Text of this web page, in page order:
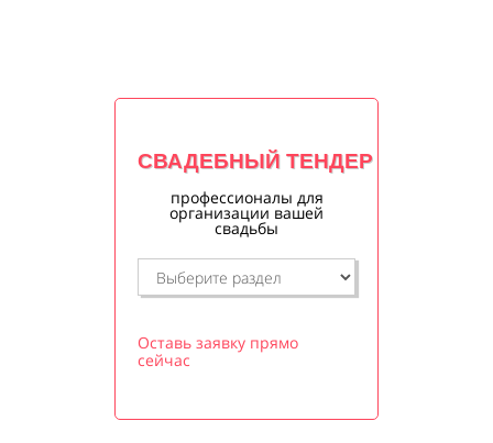
СВАДЕБНЫЙ ТЕНДЕР
профессионалы для
организации вашей
свадьбы
Оставь заявку прямо
сейчас